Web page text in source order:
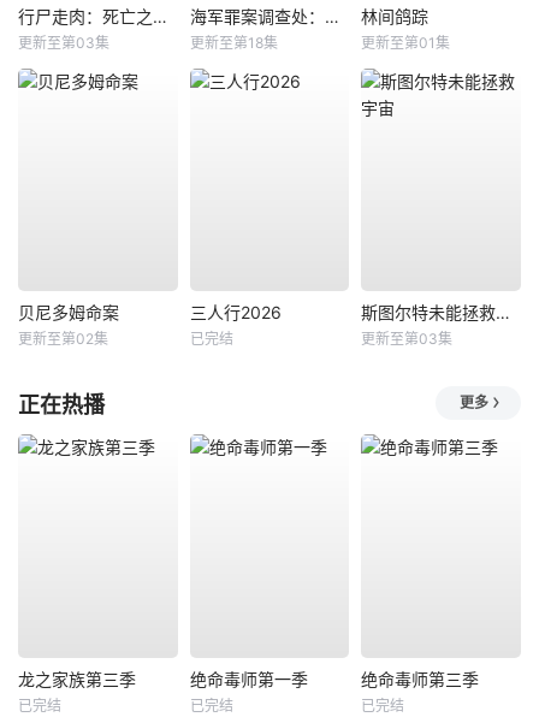
行尸走肉：死亡之城第三季
更新至第03集
海军罪案调查处：悉尼第三季
更新至第18集
林间鸽踪
更新至第01集
贝尼多姆命案
更新至第02集
三人行2026
已完结
斯图尔特未能拯救宇宙
更新至第03集
正在热播 更多
龙之家族第三季
已完结
绝命毒师第一季
已完结
绝命毒师第三季
已完结